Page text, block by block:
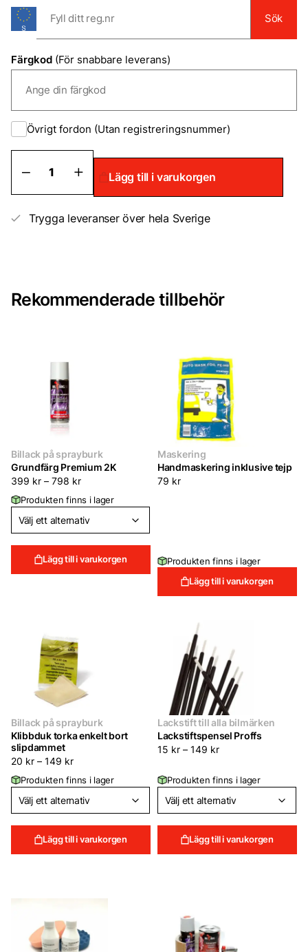
Sök
Färgkod (För snabbare leverans)
Övrigt fordon (Utan registreringsnummer)
Billack
sprayburk
2
komponent
Lägg till i varukorgen
Trygga leveranser över hela Sverige
Rekommenderade tillbehör
Billack på sprayburk
Grundfärg Premium 2K
399 kr – 798 kr
Produkten finns i lager
Lägg till i varukorgen
Maskering
Handmaskering inklusive tejp
79 kr
Produkten finns i lager
Lägg till i varukorgen
Billack på sprayburk
Klibbduk torka enkelt bort
slipdammet
20 kr – 149 kr
Produkten finns i lager
Lägg till i varukorgen
Lackstift till alla bilmärken
Lackstiftspensel Proffs
15 kr – 149 kr
Produkten finns i lager
Lägg till i varukorgen